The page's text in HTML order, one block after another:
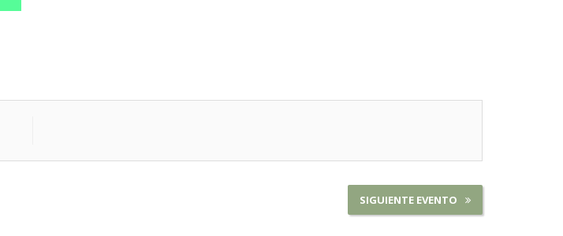
SIGUIENTE EVENTO